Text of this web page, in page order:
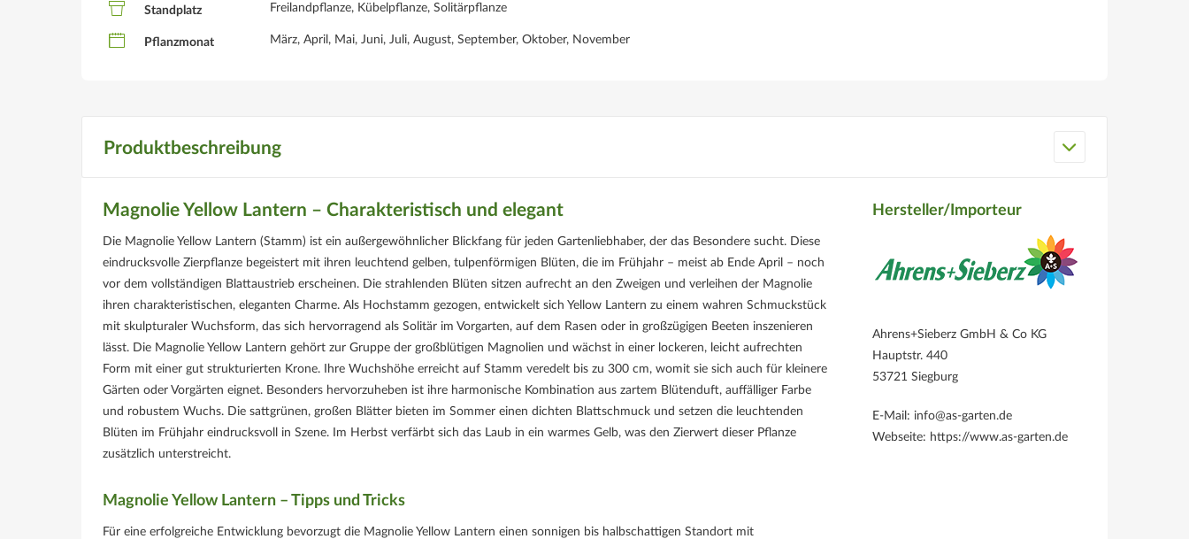
Standplatz Freilandpflanze, Kübelpflanze, Solitärpflanze
Pflanzmonat März, April, Mai, Juni, Juli, August, September, Oktober, November
Produktbeschreibung
Magnolie Yellow Lantern – Charakteristisch und elegant
Die Magnolie Yellow Lantern (Stamm) ist ein außergewöhnlicher Blickfang für jeden Gartenliebhaber, der das Besondere sucht. Diese
eindrucksvolle Zierpflanze begeistert mit ihren leuchtend gelben, tulpenförmigen Blüten, die im Frühjahr – meist ab Ende April – noch
vor dem vollständigen Blattaustrieb erscheinen. Die strahlenden Blüten sitzen aufrecht an den Zweigen und verleihen der Magnolie
ihren charakteristischen, eleganten Charme. Als Hochstamm gezogen, entwickelt sich Yellow Lantern zu einem wahren Schmuckstück
mit skulpturaler Wuchsform, das sich hervorragend als Solitär im Vorgarten, auf dem Rasen oder in großzügigen Beeten inszenieren
lässt. Die Magnolie Yellow Lantern gehört zur Gruppe der großblütigen Magnolien und wächst in einer lockeren, leicht aufrechten
Form mit einer gut strukturierten Krone. Ihre Wuchshöhe erreicht auf Stamm veredelt bis zu 300 cm, womit sie sich auch für kleinere
Gärten oder Vorgärten eignet. Besonders hervorzuheben ist ihre harmonische Kombination aus zartem Blütenduft, auffälliger Farbe
und robustem Wuchs. Die sattgrünen, großen Blätter bieten im Sommer einen dichten Blattschmuck und setzen die leuchtenden
Blüten im Frühjahr eindrucksvoll in Szene. Im Herbst verfärbt sich das Laub in ein warmes Gelb, was den Zierwert dieser Pflanze
zusätzlich unterstreicht.
Magnolie Yellow Lantern – Tipps und Tricks
Für eine erfolgreiche Entwicklung bevorzugt die Magnolie Yellow Lantern einen sonnigen bis halbschattigen Standort mit
Hersteller/Importeur
Ahrens+Sieberz GmbH & Co KG
Hauptstr. 440
53721 Siegburg
E-Mail: info@as-garten.de
Webseite: https://www.as-garten.de